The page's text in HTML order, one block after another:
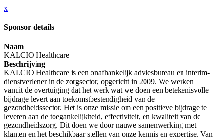
x
Sponsor details
Naam
KALCIO Healthcare
Beschrijving
KALCIO Healthcare is een onafhankelijk adviesbureau en interim-
dienstverlener in de zorgsector, opgericht in 2009. We werken
vanuit de overtuiging dat het werk wat we doen een betekenisvolle
bijdrage levert aan toekomstbestendigheid van de
gezondheidssector. Het is onze missie om een positieve bijdrage te
leveren aan de toegankelijkheid, effectiviteit, en kwaliteit van de
gezondheidszorg. Dit doen we door nauwe samenwerking met
klanten en het beschikbaar stellen van onze kennis en expertise. Van